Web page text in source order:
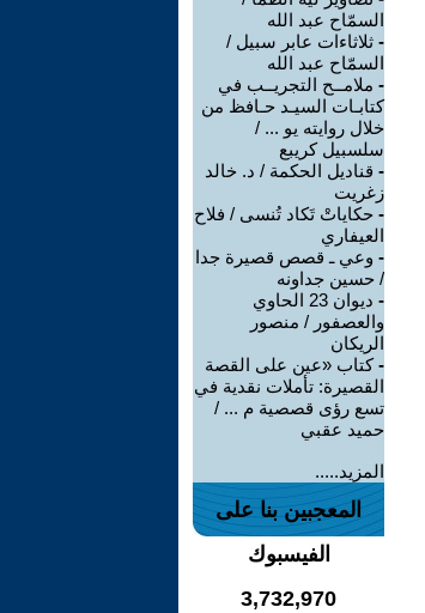
السمّاح عبد الله
- ثلاثاءات عابر سبيل /
السمّاح عبد الله
- ملامــح التجريــب في
كتابـات السيـد حـافظ من
خلال روايته يو ... /
سلسبيل كريبع
- قناديل الحكمة / د. خالد
زغريت
- حكاياتْ تَكاد تُنسى / فلاح
العيفاري
- وعي ـ قصص قصيرة جدا
/ حسين جداونه
-
ديوان 23 الحاوي
والعصفور / منصور
الريكان
-كتاب «عين على القصة
القصيرة: تأملات نقدية في
تسع رؤى قصصية م ... /
حميد عقبي
المزيد.....
المعجبين بنا على
الفيسبوك
3,732,970